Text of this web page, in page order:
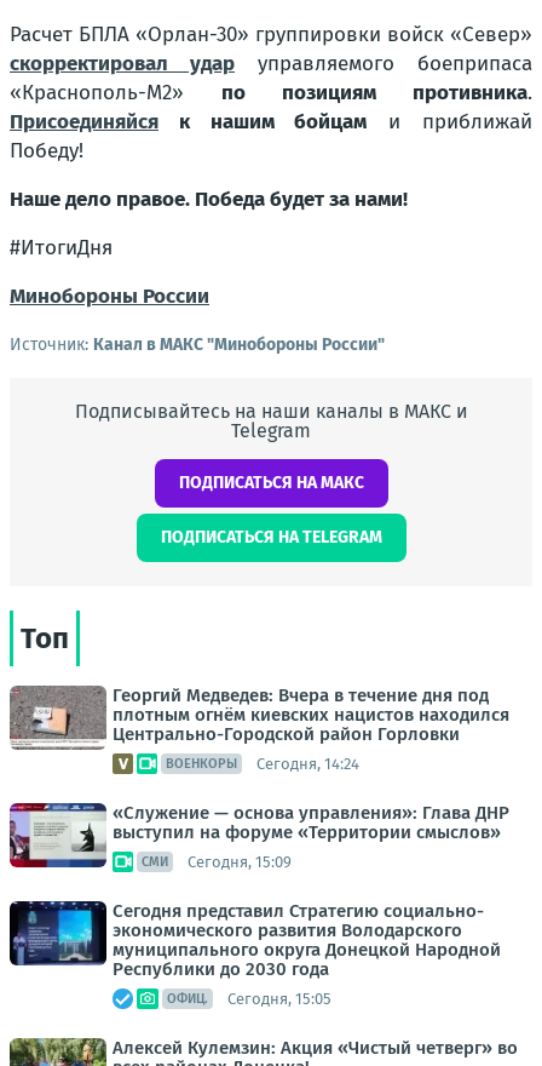
Расчет БПЛА «Орлан-30» группировки войск «Север»
скорректировал удар управляемого боеприпаса
«Краснополь-М2» по позициям противника.
Присоединяйся к нашим бойцам и приближай
Победу!
Наше дело правое. Победа будет за нами!
#ИтогиДня
Минобороны России
Источник: Канал в МАКС "Минобороны России"
Подписывайтесь на наши каналы в МАКС и
Telegram
ПОДПИСАТЬСЯ НА МАКС
ПОДПИСАТЬСЯ НА TELEGRAM
Топ
Георгий Медведев: Вчера в течение дня под
плотным огнём киевских нацистов находился
Центрально-Городской район Горловки
ВОЕНКОРЫ Сегодня, 14:24
«Служение — основа управления»: Глава ДНР
выступил на форуме «Территории смыслов»
СМИ Сегодня, 15:09
Сегодня представил Стратегию социально-
экономического развития Володарского
муниципального округа Донецкой Народной
Республики до 2030 года
ОФИЦ. Сегодня, 15:05
Алексей Кулемзин: Акция «Чистый четверг» во